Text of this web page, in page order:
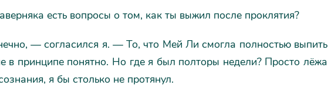
есть вопросы о том, как ты выжил после проклятия?
— согласился я. — То, что Мей Ли смогла полностью выпить
в принципе понятно. Но где я был полторы недели? Просто лёжа
я бы столько не протянул.